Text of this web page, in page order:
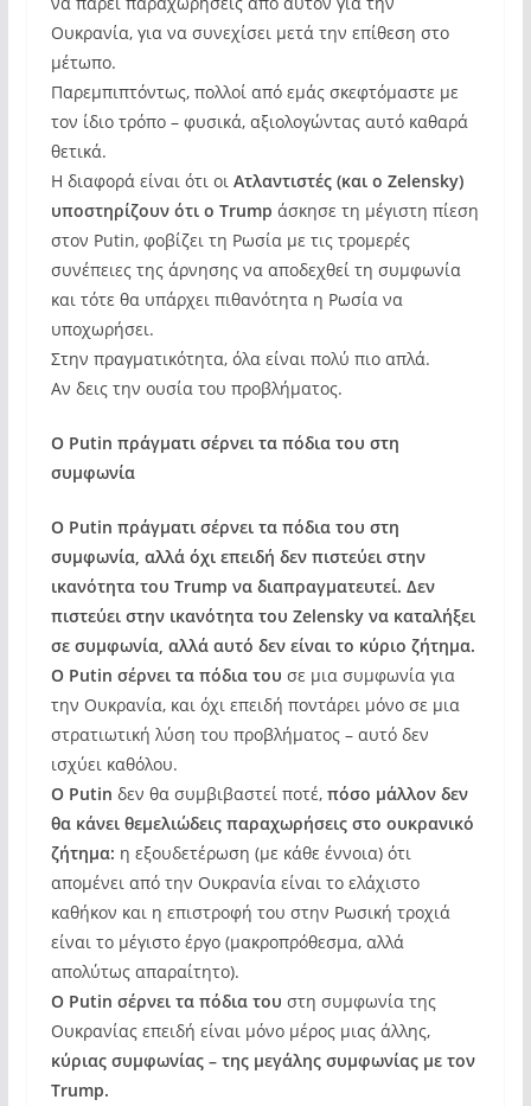
Ουκρανία, για να συνεχίσει μετά την επίθεση στο
μέτωπο.
Παρεμπιπτόντως, πολλοί από εμάς σκεφτόμαστε με
τον ίδιο τρόπο – φυσικά, αξιολογώντας αυτό καθαρά
θετικά.
Η διαφορά είναι ότι οι Ατλαντιστές (και ο Zelensky)
υποστηρίζουν ότι ο Trump άσκησε τη μέγιστη πίεση
στον Putin, φοβίζει τη Ρωσία με τις τρομερές
συνέπειες της άρνησης να αποδεχθεί τη συμφωνία
και τότε θα υπάρχει πιθανότητα η Ρωσία να
υποχωρήσει.
Στην πραγματικότητα, όλα είναι πολύ πιο απλά.
Αν δεις την ουσία του προβλήματος.
Ο Putin πράγματι σέρνει τα πόδια του στη
συμφωνία
Ο Putin πράγματι σέρνει τα πόδια του στη
συμφωνία, αλλά όχι επειδή δεν πιστεύει στην
ικανότητα του Trump να διαπραγματευτεί. Δεν
πιστεύει στην ικανότητα του Zelensky να καταλήξει
σε συμφωνία, αλλά αυτό δεν είναι το κύριο ζήτημα.
Ο Putin σέρνει τα πόδια του σε μια συμφωνία για
την Ουκρανία, και όχι επειδή ποντάρει μόνο σε μια
στρατιωτική λύση του προβλήματος – αυτό δεν
ισχύει καθόλου.
Ο Putin δεν θα συμβιβαστεί ποτέ, πόσο μάλλον δεν
θα κάνει θεμελιώδεις παραχωρήσεις στο ουκρανικό
ζήτημα: η εξουδετέρωση (με κάθε έννοια) ότι
απομένει από την Ουκρανία είναι το ελάχιστο
καθήκον και η επιστροφή του στην Ρωσική τροχιά
είναι το μέγιστο έργο (μακροπρόθεσμα, αλλά
απολύτως απαραίτητο).
Ο Putin σέρνει τα πόδια του στη συμφωνία της
Ουκρανίας επειδή είναι μόνο μέρος μιας άλλης,
κύριας συμφωνίας – της μεγάλης συμφωνίας με τον
Trump.